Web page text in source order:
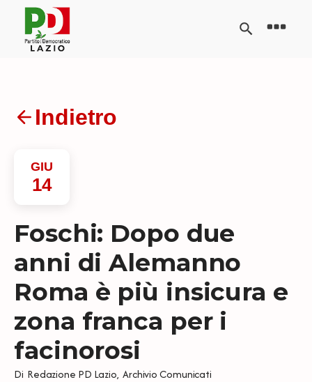
Indietro
GIU
14
Foschi: Dopo due
anni di Alemanno
Roma è più insicura e
zona franca per i
facinorosi
Di Redazione PD Lazio, Archivio Comunicati